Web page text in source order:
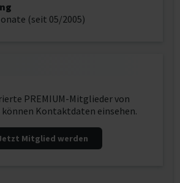
(seit 05/2005)
PREMIUM-Mitglieder von
können Kontaktdaten einsehen.
Mitglied werden